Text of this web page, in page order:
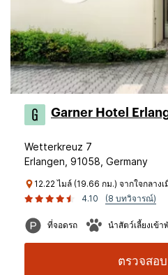
Garner Hotel
Wetterkreuz 7
Erlangen, 91058, Germany
12.22 ไมล์ (19.66 กม.) จากใจกลาง
4.10
(8 บทวิจารณ์)
ที่จอดรถ นำสัตว์เลี้ยงเข้า
ตรวจสอ